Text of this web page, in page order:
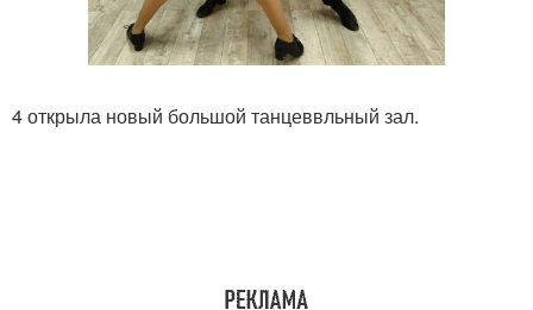
4 открыла новый большой танцеввльный зал.